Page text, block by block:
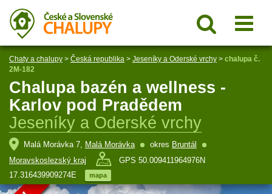
Chaty a chalupy > Česká republika > Jeseníky a Oderské vrchy > chalupa č.
2M-182
Chalupa bazén a wellness -
Karlov pod Pradědem
Jeseníky a Oderské vrchy
Malá Morávka 7, Malá Morávka okres Bruntál
Moravskoslezský kraj
GPS 50.009411964976N
17.316439909274E
mapa